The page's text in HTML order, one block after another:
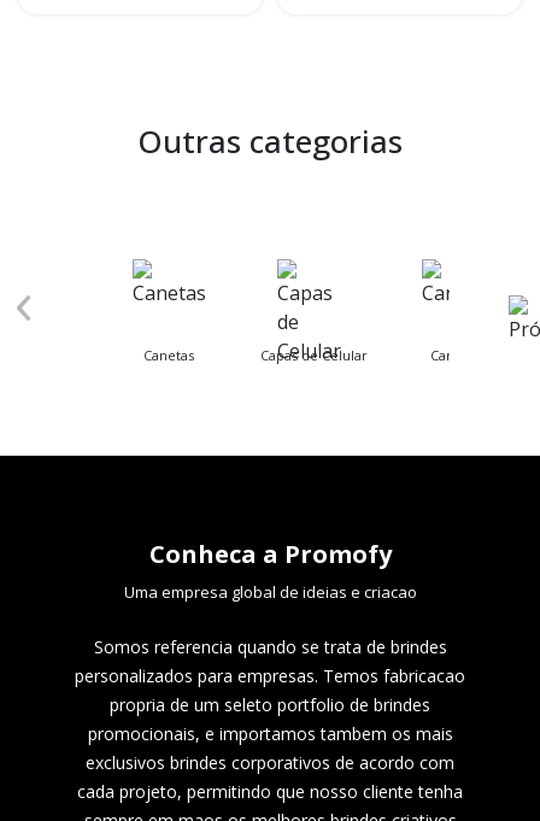
Outras categorias
Canetas Capas de Celular Carnaval
Conheca a Promofy
Uma empresa global de ideias e criacao
Somos referencia quando se trata de brindes
personalizados para empresas. Temos fabricacao
propria de um seleto portfolio de brindes
promocionais, e importamos tambem os mais
exclusivos brindes corporativos de acordo com
cada projeto, permitindo que nosso cliente tenha